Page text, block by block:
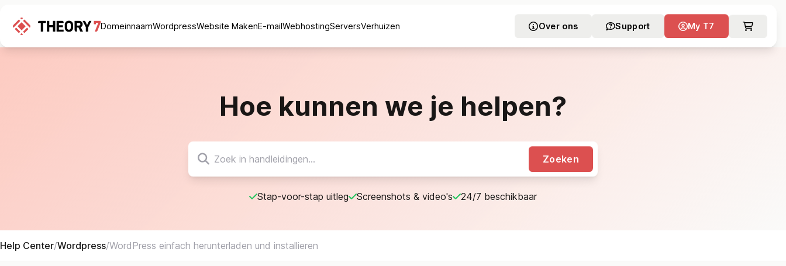
DomeinnaamWordpressWebsite MakenE-mailWebhostingServersVerhuizen Over ons Support My T7
Hoe kunnen we je helpen?
Zoeken
Stap-voor-stap uitleg Screenshots & video's 24/7 beschikbaar
Help Center/Wordpress/WordPress einfach herunterladen und installieren